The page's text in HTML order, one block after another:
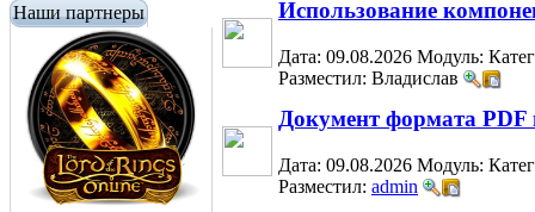
Наши партнеры Использование
Дата: 09.08.2026 Модуль:
Разместил: Владислав
Документ формата PDF
Дата: 09.08.2026 Модуль:
Разместил: admin